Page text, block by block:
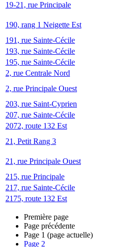
19-21, rue Principale
190, rang 1 Neigette Est
191, rue Sainte-Cécile
193, rue Sainte-Cécile
195, rue Sainte-Cécile
2, rue Centrale Nord
2, rue Principale Ouest
203, rue Saint-Cyprien
207, rue Sainte-Cécile
2072, route 132 Est
21, Petit Rang 3
21, rue Principale Ouest
215, rue Principale
217, rue Sainte-Cécile
2175, route 132 Est
Première page
Page précédente
Page 1 (page actuelle)
Page 2